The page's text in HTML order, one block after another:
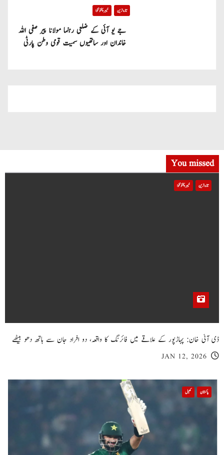
تازہ ترین خیبر پختونخوا
جے یو آئی کے ضلعی رہنما مولانا پیر صفی اللہ
خاندان اور ساتھیوں سمیت قومی وطن پارٹی
You missed
تازہ ترین خیبر پختونخوا
ڈی آئی خان: پہاڑپور کے علاقے میں فائرنگ کا واقعہ، دو افراد جان سے ہاتھ دھو بیٹھے
JAN 12, 2026
پاکستان کھیل